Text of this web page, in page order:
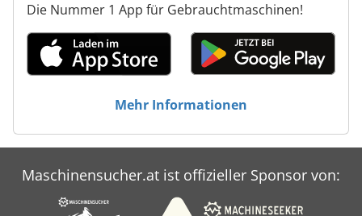
Die Nummer 1 App für Gebrauchtmaschinen!
Mehr Informationen
Maschinensucher.at ist offizieller Sponsor von: